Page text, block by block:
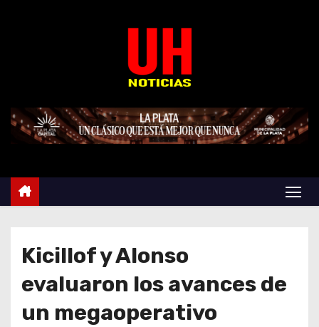
e
Kicillof y Alonso
evaluaron los avances de
un megaoperativo